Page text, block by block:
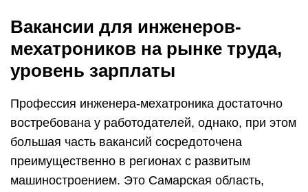
Вакансии для инженеров-
мехатроников на рынке труда,
уровень зарплаты
Профессия инженера-мехатроника достаточно
востребована у работодателей, однако, при этом
большая часть вакансий сосредоточена
преимущественно в регионах с развитым
машиностроением. Это Самарская область,